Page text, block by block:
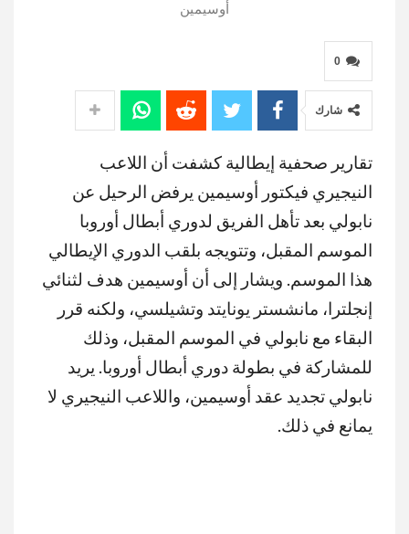
أوسيمين
0
شارك
تقارير صحفية إيطالية كشفت أن اللاعب
النيجيري فيكتور أوسيمين يرفض الرحيل عن
نابولي بعد تأهل الفريق لدوري أبطال أوروبا
الموسم المقبل، وتتويجه بلقب الدوري الإيطالي
هذا الموسم. ويشار إلى أن أوسيمين هدف لثنائي
إنجلترا، مانشستر يونايتد وتشيلسي، ولكنه قرر
البقاء مع نابولي في الموسم المقبل، وذلك
للمشاركة في بطولة دوري أبطال أوروبا. يريد
نابولي تجديد عقد أوسيمين، واللاعب النيجيري لا
يمانع في ذلك.